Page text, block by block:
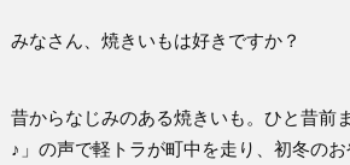
みなさん、焼きいもは好きですか？
昔からなじみのある焼きいも。ひと昔前
♪」の声で軽トラが町中を走り、初冬のお